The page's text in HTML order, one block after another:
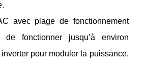
avec plage de fonctionnement
de fonctionner jusqu’à environ
pour moduler la puissance,